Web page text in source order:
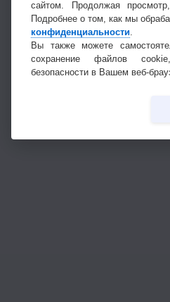
сайтом. Продолжая
Подробнее о том, как мы
конфиденциальности.
Вы также можете
сохранение файлов
безопасности в Вашем веб-